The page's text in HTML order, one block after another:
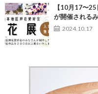
【10月17〜
が開催される
2024.10.17